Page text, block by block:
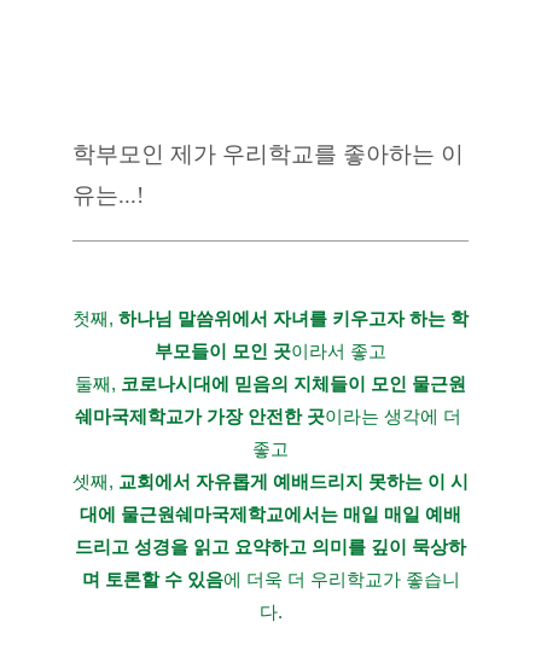
학부모인 제가 우리학교를 좋아하는 이
유는...!
첫째, 하나님 말씀위에서 자녀를 키우고자 하는 학
부모들이 모인 곳이라서 좋고
둘째, 코로나시대에 믿음의 지체들이 모인 물근원
쉐마국제학교가 가장 안전한 곳이라는 생각에 더
좋고
셋째, 교회에서 자유롭게 예배드리지 못하는 이 시
대에 물근원쉐마국제학교에서는 매일 매일 예배
드리고 성경을 읽고 요약하고 의미를 깊이 묵상하
며 토론할 수 있음에 더욱 더 우리학교가 좋습니
다.